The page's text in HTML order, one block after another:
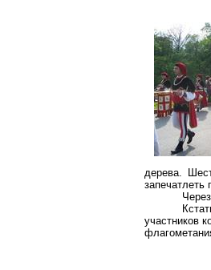
дерева.
запечатлеть
участников